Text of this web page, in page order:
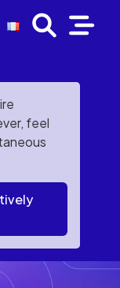
feel